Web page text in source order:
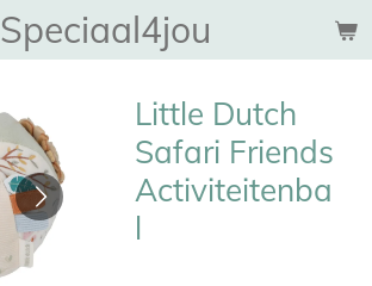
Speciaal4jou
Little Dutch
Safari Friends
Activiteitenba
l